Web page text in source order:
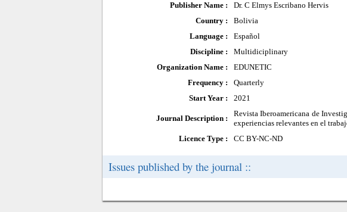
Publisher Name :
Dr. C Elmys Escribano Hervis
Country :
Bolivia
Language :
Español
Discipline :
Multidiciplinary
Organization Name :
EDUNETIC
Frequency :
Quarterly
Start Year :
2021
Journal Description :
Revista Iberoamericana de
experiencias relevantes en el
Licence Type :
CC BY-NC-ND
Issues published by the journal ::